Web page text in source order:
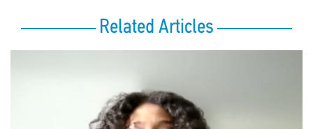
Related Articles